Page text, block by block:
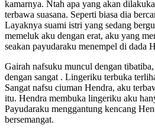
kamarnya. Ntah apa yang akan
terbawa suasana. Seperti biasa dia
Layaknya suami istri yang sedang
memeluk aku dengan erat, aku yang
seakan payudaraku menempel di dada
Gairah nafsuku muncul dengan
dengan sangat . Lingeriku terbuka
Sangat nafsu ciuman Hendra, aku
itu. Hendra membuka lingeriku aku
Payudaraku menggantung kencang
bersemangat.